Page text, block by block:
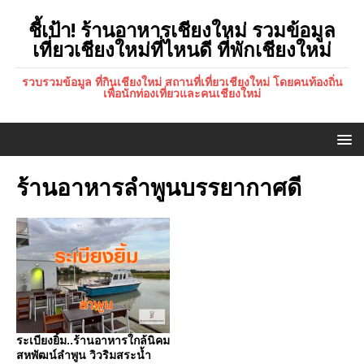
ชี้เป้า! ร้านอาหารเชียงใหม่ รวมข้อมูล
เที่ยวเชียงใหม่ที่ไหนดี ที่พักเชียงใหม่
รวบรวมข้อมูล ที่กินเชียงใหม่ สถานที่เที่ยวเชียงใหม่ โดยคนท้องถิ่น
เพื่อนักท่องเที่ยวและคนเชียงใหม่
ร้านอาหารลำพูนบรรยากาศดี
ระเบียงยิ้ม..ร้านอาหารใกล้นิคม
สหพัฒน์ลำพูน วิวริมสระน้ำ